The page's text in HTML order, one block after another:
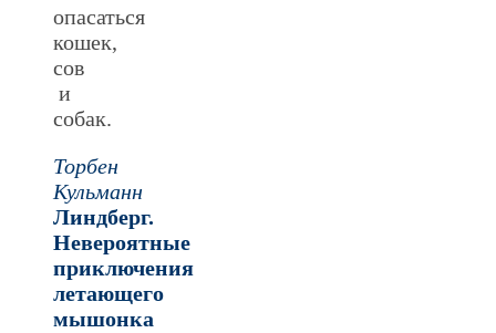
опасаться
кошек,
сов
и
собак.
Торбен
Кульманн
Линдберг.
Невероятные
приключения
летающего
мышонка